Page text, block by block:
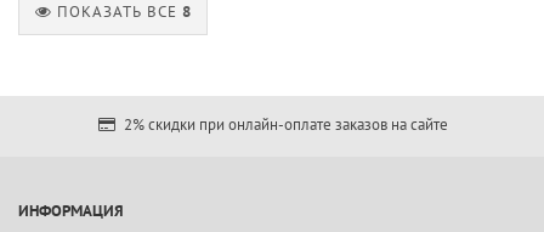
ПОКАЗАТЬ ВСЕ8
2% скидки при онлайн-оплате заказов на сайте
ИНФОРМАЦИЯ